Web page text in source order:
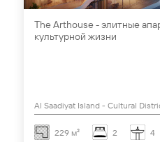
The Arthouse - элитные
культурной жизни
Al Saadiyat Island - Cultural
229 м² 2 4